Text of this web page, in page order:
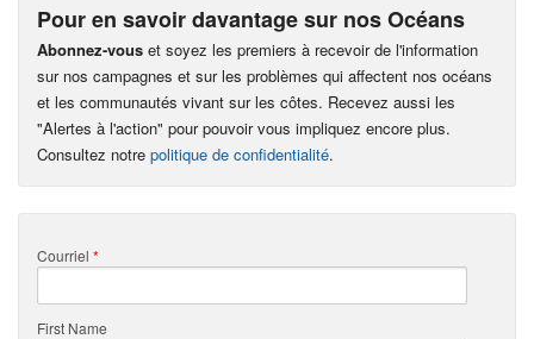
Pour en savoir davantage sur nos Océans
Abonnez-vous et soyez les premiers à recevoir de l'information
sur nos campagnes et sur les problèmes qui affectent nos océans
et les communautés vivant sur les côtes. Recevez aussi les
"Alertes à l'action" pour pouvoir vous impliquez encore plus.
Consultez notre politique de confidentialité.
Courriel *
First Name